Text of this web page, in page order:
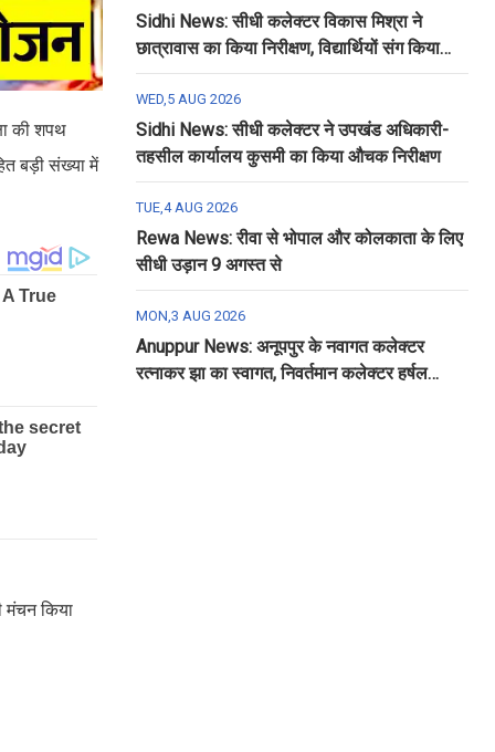
की शपथ
बड़ी संख्या में
मंचन किया
Sidhi News: सीधी कलेक्टर विकास मिश्रा ने
छात्रावास का किया निरीक्षण, विद्यार्थियों संग किया
रात्रि भोजन
WED,5 AUG 2026
Sidhi News: सीधी कलेक्टर ने उपखंड अधिकारी-
तहसील कार्यालय कुसमी का किया औचक निरीक्षण
TUE,4 AUG 2026
Rewa News: रीवा से भोपाल और कोलकाता के लिए
सीधी उड़ान 9 अगस्त से
MON,3 AUG 2026
Anuppur News: अनूपपुर के नवागत कलेक्टर
रत्नाकर झा का स्वागत, निवर्तमान कलेक्टर हर्षल